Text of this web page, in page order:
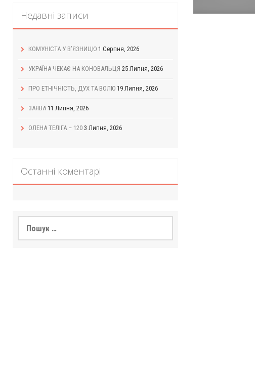
Недавні записи
КОМУНІСТА У В’ЯЗНИЦЮ 1 Серпня, 2026
УКРАЇНА ЧЕКАЄ НА КОНОВАЛЬЦЯ 25 Липня, 2026
ПРО ЕТНІЧНІСТЬ, ДУХ ТА ВОЛЮ 19 Липня, 2026
ЗАЯВА 11 Липня, 2026
ОЛЕНА ТЕЛІГА – 120 3 Липня, 2026
Останні коментарі